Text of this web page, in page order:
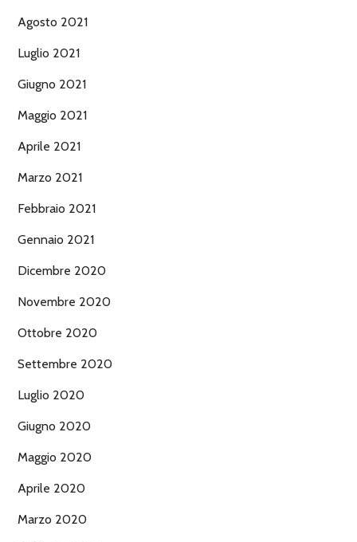
Agosto 2021
Luglio 2021
Giugno 2021
Maggio 2021
Aprile 2021
Marzo 2021
Febbraio 2021
Gennaio 2021
Dicembre 2020
Novembre 2020
Ottobre 2020
Settembre 2020
Luglio 2020
Giugno 2020
Maggio 2020
Aprile 2020
Marzo 2020